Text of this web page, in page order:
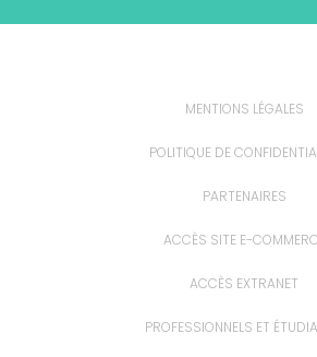
MENTIONS LÉGALES
POLITIQUE DE
PARTENAIRES
ACCÈS SITE E-
ACCÈS EXTRANET
PROFESSIONNELS ET